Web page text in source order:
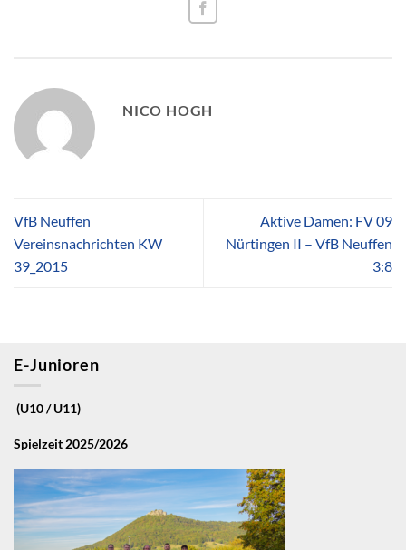
NICO HOGH
VfB Neuffen
Vereinsnachrichten KW
39_2015
Aktive Damen: FV 09
Nürtingen II – VfB Neuffen
3:8
E-Junioren
(U10 / U11)
Spielzeit 2025/2026